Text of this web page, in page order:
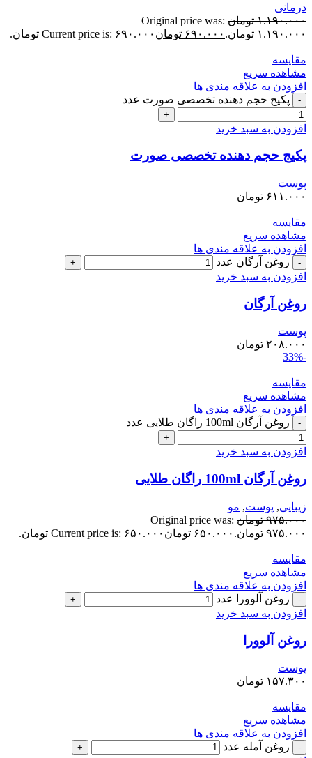
درمانی
۱.۱۹۰.۰۰۰ تومان Original price was:
۱.۱۹۰.۰۰۰ تومان.
۶۹۰.۰۰۰ تومان Current price is: ۶۹۰.۰۰۰ تومان.
مقایسه
مشاهده سریع
افزودن به علاقه مندی ها
پکیج حجم دهنده تخصصی صورت عدد
افزودن به سبد خرید
پکیج حجم دهنده تخصصی صورت
پوست
۶۱۱.۰۰۰ تومان
مقایسه
مشاهده سریع
افزودن به علاقه مندی ها
روغن آرگان عدد
افزودن به سبد خرید
روغن آرگان
پوست
۲۰۸.۰۰۰ تومان
-33%
مقایسه
مشاهده سریع
افزودن به علاقه مندی ها
روغن آرگان 100ml راگان طلایی عدد
افزودن به سبد خرید
روغن آرگان 100ml راگان طلایی
زیبایی, پوست, مو
۹۷۵.۰۰۰ تومان Original price was:
۹۷۵.۰۰۰ تومان.
۶۵۰.۰۰۰ تومان Current price is: ۶۵۰.۰۰۰ تومان.
مقایسه
مشاهده سریع
افزودن به علاقه مندی ها
روغن آلوورا عدد
افزودن به سبد خرید
روغن آلوورا
پوست
۱۵۷.۳۰۰ تومان
مقایسه
مشاهده سریع
افزودن به علاقه مندی ها
روغن آمله عدد